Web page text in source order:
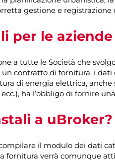
gestione e
per le
a tutte le Società che
contratto di fornitura, i
di energia elettrica,
ha l’obbligo di fornire
a uBroker?
il modulo dei dati
fornitura verrà comunque